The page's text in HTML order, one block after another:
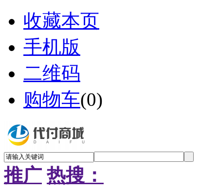
收藏本页
手机版
二维码
购物车(0)
推广 热搜：